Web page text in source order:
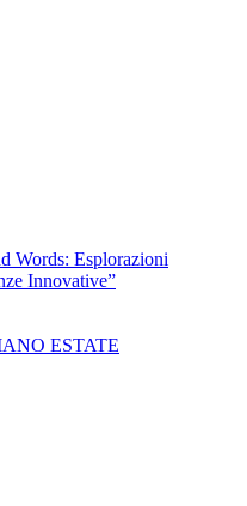
Words: Esplorazioni
Innovative”
ESTATE